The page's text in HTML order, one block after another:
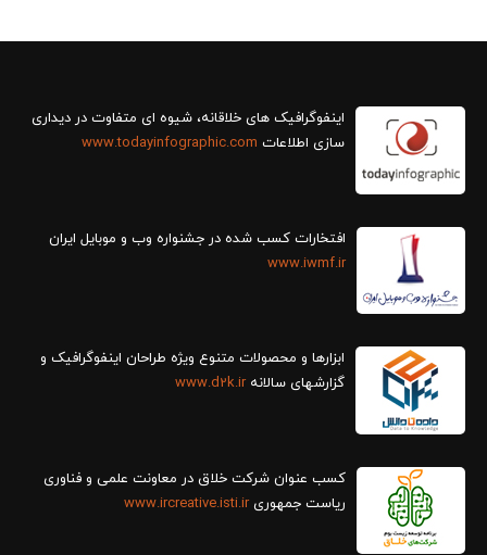
سازی اطلاعات www.todayinfographic.com
افتخارات کسب شده در جشنواره وب و موبایل ایران
www.iwmf.ir
ابزارها و محصولات متنوع ویژه طراحان اینفوگرافیک و
گزارش‎های سالانه
www.d2k.ir
کسب عنوان شرکت خلاق در معاونت علمی و فناوری
ریاست جمهوریwww.ircreative.isti.ir